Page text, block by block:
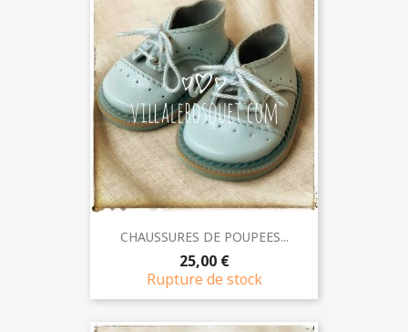
CHAUSSURES DE POUPEES...
25,00 €
Rupture de stock